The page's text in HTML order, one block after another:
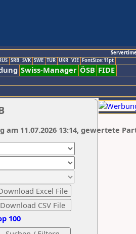
Servertime
SRB SVK SWE TUR UKR VIE FontSize:11pt
Swiss-Manager ÖSB FIDE
100
am 11.07.2026 13:14, gewertete